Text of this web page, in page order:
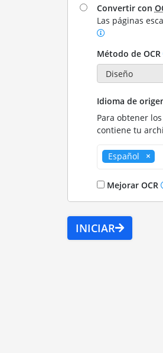
Convertir con
Las páginas
Método de OCR
Idioma de
Para obtener
contiene tu
Español
Mejorar OCR
INICIAR